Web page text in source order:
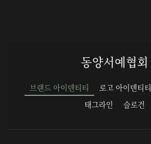
동양서예협회
브랜드 아이덴티티 로고 아이덴티티
태그라인
슬로건